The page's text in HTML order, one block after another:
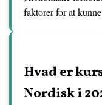
faktorer for at
Hvad er
Nordisk i